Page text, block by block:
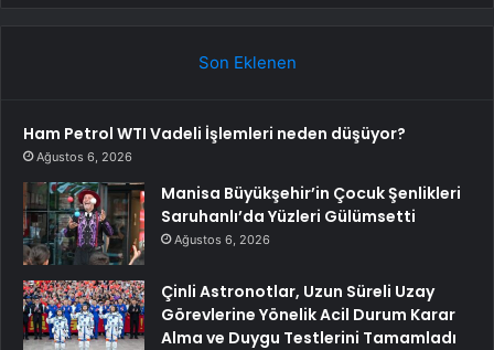
Son Eklenen
Ham Petrol WTI Vadeli İşlemleri neden düşüyor?
Ağustos 6, 2026
Manisa Büyükşehir’in Çocuk Şenlikleri
Saruhanlı’da Yüzleri Gülümsetti
Ağustos 6, 2026
Çinli Astronotlar, Uzun Süreli Uzay
Görevlerine Yönelik Acil Durum Karar
Alma ve Duygu Testlerini Tamamladı